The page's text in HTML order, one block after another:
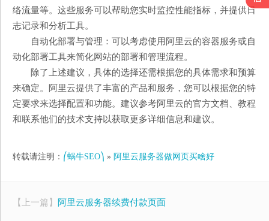
络流量等。这些服务可以帮助您实时监控性能指标，并提供日
志记录和分析工具。
自动化部署与管理：可以考虑使用阿里云的容器服务或自
动化部署工具来简化网站的部署和管理流程。
除了上述建议，具体的选择还需根据您的具体需求和预算
来确定。阿里云提供了丰富的产品和服务，您可以根据您的特
定要求来选择配置和功能。建议参考阿里云的官方文档、教程
和联系他们的技术支持以获取更多详细信息和建议。
转载请注明： ⎛蜗牛SEO⎞ » 阿里云服务器做网页买啥好
【上一篇】 阿里云服务器续费付款页面